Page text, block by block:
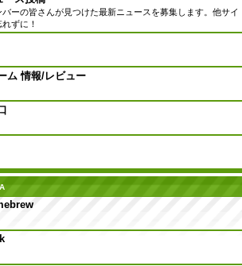
バーの皆さんが見つけた最新ニュースを募集します。他サイ
ずに！
ム 情報/レビュー